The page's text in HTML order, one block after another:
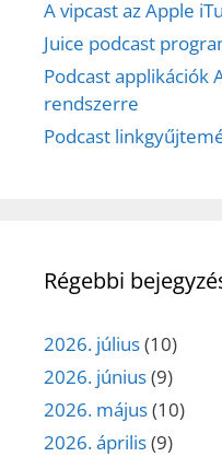
A vipcast az Apple
Juice podcast
Podcast applikációk
rendszerre
Podcast
Régebbi
2026. július(10)
2026. június(9)
2026. május(10)
2026. április(9)